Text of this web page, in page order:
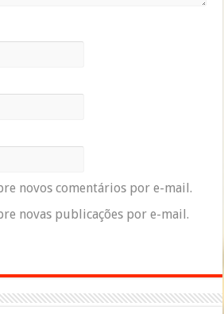
novos comentários por e-mail.
novas publicações por e-mail.